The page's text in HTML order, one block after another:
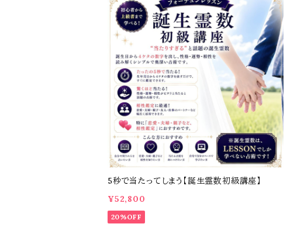
5秒で当たってしまう【誕生霊数初級講座】
¥52,800
20%OFF